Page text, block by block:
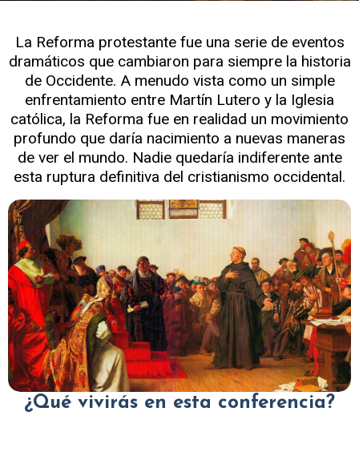
La Reforma protestante fue una serie de eventos
dramáticos que cambiaron para siempre la historia
de Occidente. A menudo vista como un simple
enfrentamiento entre Martín Lutero y la Iglesia
católica, la Reforma fue en realidad un movimiento
profundo que daría nacimiento a nuevas maneras
de ver el mundo. Nadie quedaría indiferente ante
esta ruptura definitiva del cristianismo occidental.
¿Qué vivirás en esta conferencia?